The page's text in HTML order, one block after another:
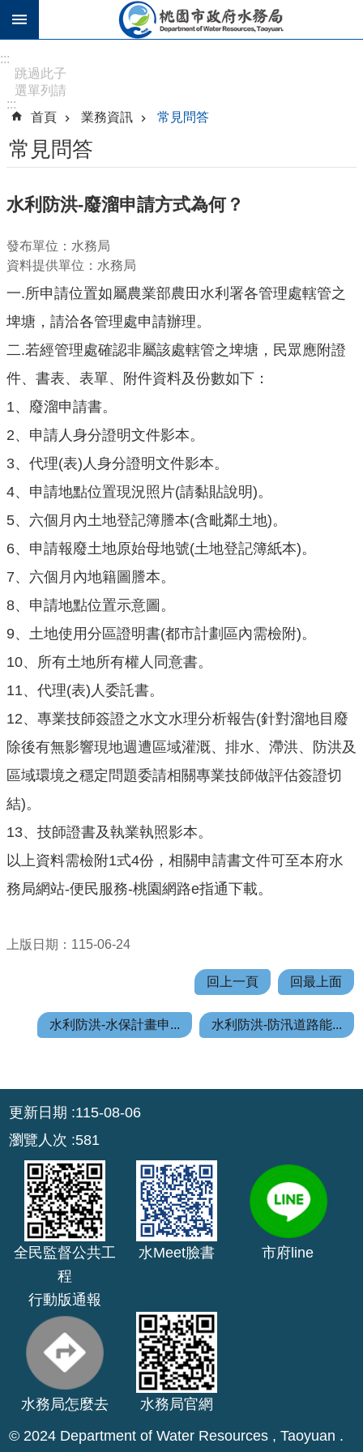
跳到主要內容區塊
階
搜
尋
息
告
識
水
機
通
訊
務
資
訊
便
服
務
政
府
訊
公
山
地
範
圍
案
回
首
頁
覽
見
答
:::
跳過此子
選單列請
[Enter]，
繼續則按
[Tab]
:::
首頁
業務資訊 常見問答
常見問答
水利防洪-廢溜申請方式為何？
發布單位：水務局
資料提供單位：水務局
一.所申請位置如屬農業部農田水利署各管理處轄管之
埤塘，請洽各管理處申請辦理。
二.若經管理處確認非屬該處轄管之埤塘，民眾應附證
件、書表、表單、附件資料及份數如下：
1、廢溜申請書。
2、申請人身分證明文件影本。
3、代理(表)人身分證明文件影本。
4、申請地點位置現況照片(請黏貼說明)。
5、六個月內土地登記簿謄本(含毗鄰土地)。
6、申請報廢土地原始母地號(土地登記簿紙本)。
7、六個月內地籍圖謄本。
8、申請地點位置示意圖。
9、土地使用分區證明書(都市計劃區內需檢附)。
10、所有土地所有權人同意書。
11、代理(表)人委託書。
12、專業技師簽證之水文水理分析報告(針對溜地目廢
除後有無影響現地週遭區域灌溉、排水、滯洪、防洪及
區域環境之穩定問題委請相關專業技師做評估簽證切
結)。
13、技師證書及執業執照影本。
以上資料需檢附1式4份，相關申請書文件可至本府水
務局網站-便民服務-桃園網路e指通下載。
上版日期：115-06-24
回上一頁 回最上面
水利防洪-水保計畫申... 水利防洪-防汛道路能...
更新日期
115-08-06
瀏覽人次
581
全民監督公共工
程
行動版通報
水Meet臉書 市府line
水務局怎麼去
水務局官網
© 2024 Department of Water Resources , Taoyuan .